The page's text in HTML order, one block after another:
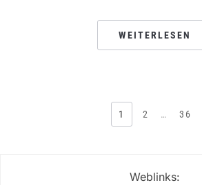
WEITERLESEN
SEITENNUMMERIERUNG
1 2 … 36
Weblinks: